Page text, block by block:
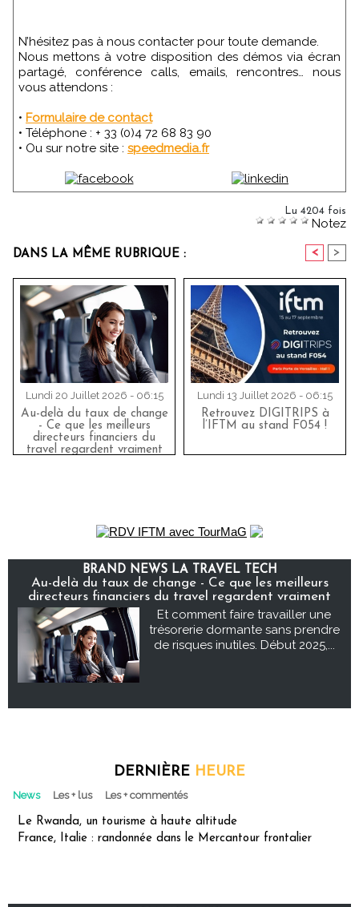
N’hésitez pas à nous contacter pour toute demande.
Nous mettons à votre disposition des démos via écran
partagé, conférence calls, emails, rencontres… nous
vous attendons :
• Formulaire de contact
• Téléphone : + 33 (0)4 72 68 83 90
• Ou sur notre site : speedmedia.fr
Lu 4204 fois
Notez
DANS LA MÊME RUBRIQUE : < >
Lundi 20 Juillet 2026 - 06:15
Au-delà du taux de change
- Ce que les meilleurs
directeurs financiers du
travel regardent vraiment
Lundi 13 Juillet 2026 - 06:15
Retrouvez DIGITRIPS à
l’IFTM au stand F054 !
BRAND NEWS LA TRAVEL TECH
Au-delà du taux de change - Ce que les meilleurs
directeurs financiers du travel regardent vraiment
Et comment faire travailler une
trésorerie dormante sans prendre
de risques inutiles. Début 2025,...
DERNIÈRE HEURE
News Les + lus Les + commentés
Le Rwanda, un tourisme à haute altitude
France, Italie : randonnée dans le Mercantour frontalier